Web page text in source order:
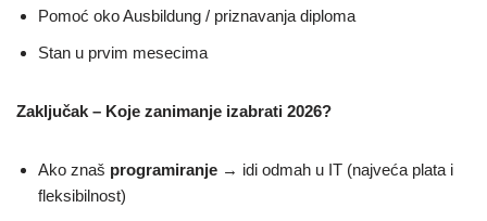
Pomoć oko Ausbildung / priznavanja diploma
Stan u prvim mesecima
Zaključak – Koje zanimanje izabrati 2026?
Ako znaš programiranje → idi odmah u IT (najveća plata i
fleksibilnost)